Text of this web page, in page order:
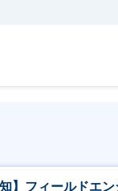
知】フィールドエ